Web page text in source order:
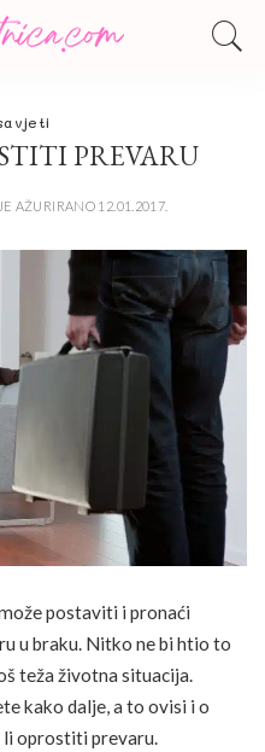
PREVARU
AŽURIRANO 12.01.2017.
postaviti i pronaći
u braku. Nitko ne bi htio to
teža životna situacija.
kako dalje, a to ovisi i o
li oprostiti prevaru.